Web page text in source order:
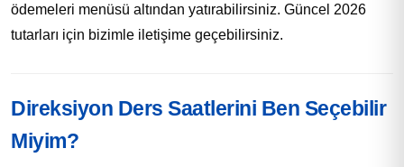
ödemeleri menüsü altından yatırabilirsiniz. Güncel 2026
tutarları için bizimle iletişime geçebilirsiniz.
Direksiyon Ders Saatlerini Ben Seçebilir
Miyim?